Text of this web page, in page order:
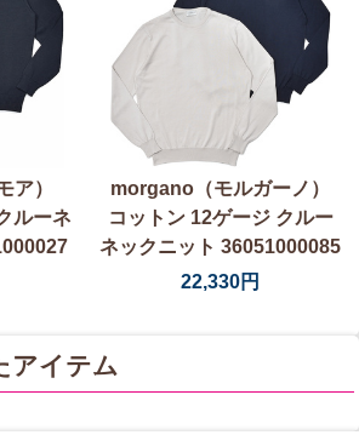
ア）
ルーネ
morgano（モルガーノ）
コットン 12ゲージ クルー
ネックニット 36051000085
22,330円
アイテム